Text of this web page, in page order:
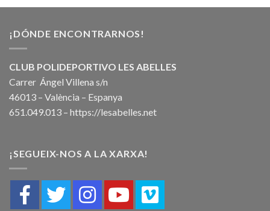
¡DÓNDE ENCONTRARNOS!
CLUB POLIDEPORTIVO LES ABELLES
Carrer Ángel Villena s/n
46013 – València – Espanya
651.049.013 – https://lesabelles.net
¡SEGUEIX-NOS A LA XARXA!